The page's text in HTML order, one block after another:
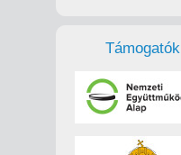
Támogatók